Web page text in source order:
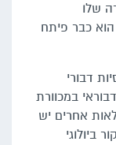
שלו
כבר פיתח
דבורי
במכוורת
אחרים יש
ביולוגי